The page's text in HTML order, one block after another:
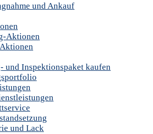
und Ankauf
Aktionen
und Inspektionspaket kaufen
und Lack